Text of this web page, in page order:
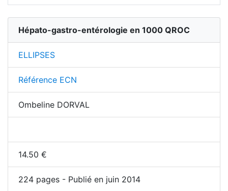
Hépato-gastro-entérologie en 1000 QROC
ELLIPSES
Référence ECN
Ombeline DORVAL
14.50 €
224 pages - Publié en juin 2014